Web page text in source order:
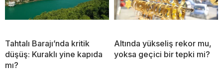
Tahtalı Barajı’nda kritik
düşüş: Kuraklı yine kapıda
mı?
Altında yükseliş rekor mu,
yoksa geçici bir tepki mi?